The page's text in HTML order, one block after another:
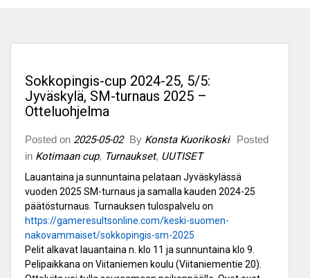
Sokkopingis-cup 2024-25, 5/5:
Jyväskylä, SM-turnaus 2025 –
Otteluohjelma
Posted on 2025-05-02 By Konsta Kuorikoski
Posted
in Kotimaan cup, Turnaukset, UUTISET
Lauantaina ja sunnuntaina pelataan Jyväskylässä
vuoden 2025 SM-turnaus ja samalla kauden 2024-25
päätösturnaus. Turnauksen tulospalvelu on
https://gameresultsonline.com/keski-suomen-
nakovammaiset/sokkopingis-sm-2025
Pelit alkavat lauantaina n. klo 11 ja sunnuntaina klo 9.
Pelipaikkana on Viitaniemen koulu (Viitaniementie 20).